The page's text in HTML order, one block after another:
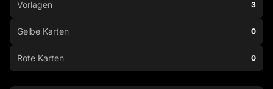
Vorlagen 3
Gelbe Karten 0
Rote Karten 0